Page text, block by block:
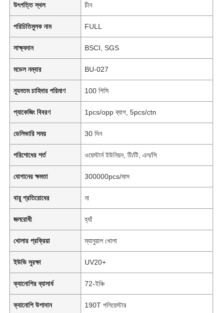
উৎপত্তি স্থল চীন
পরিচিতিমুলক নাম FULL
সাক্ষ্যদান BSCI, SGS
মডেল নম্বার BU-027
ন্যূনতম চাহিদার পরিমাণ 100 পিসি
প্যাকেজিং বিবরণ 1pcs/opp ব্যাগ, 5pcs/ctn
ডেলিভারি সময় 30 দিন
পরিশোধের শর্ত ওয়েস্টার্ন ইউনিয়ন, টি/টি, এল/সি
যোগানের ক্ষমতা 300000pcs/মাস
বায়ু প্রতিরোধের না
জলরোধী হ্যাঁ
খোলার প্রক্রিয়া ম্যানুয়াল খোলা
ইউভি সুরক্ষা UV20+
ক্যানোপির ব্যাসার্ধ 72-ইঞ্চি
ক্যানোপি উপাদান 190T পলিয়েস্টার